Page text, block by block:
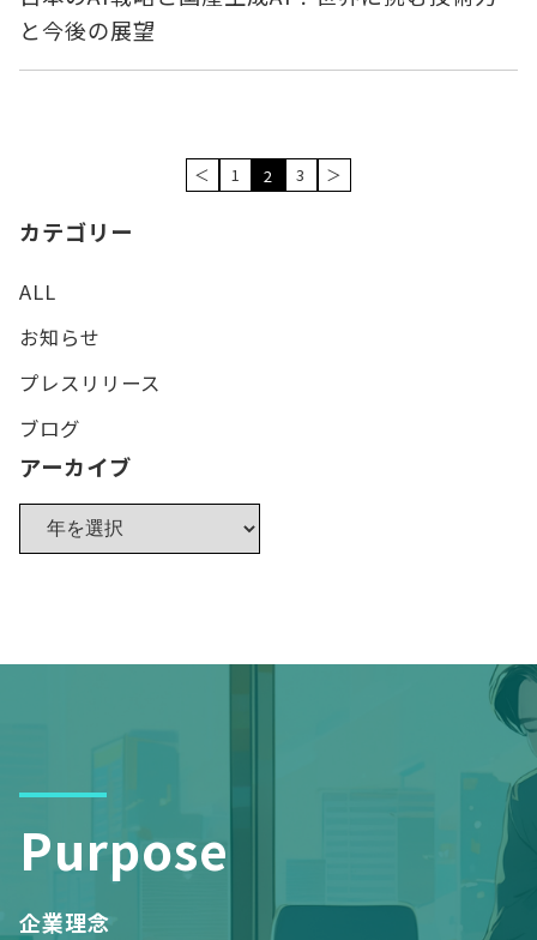
と今後の展望
＜ 1 2 3 ＞
カテゴリー
ALL
お知らせ
プレスリリース
ブログ
アーカイブ
Purpose
企業理念